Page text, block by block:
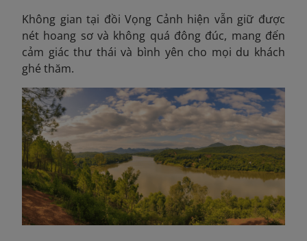
Không gian tại đồi Vọng Cảnh hiện vẫn giữ được
nét hoang sơ và không quá đông đúc, mang đến
cảm giác thư thái và bình yên cho mọi du khách
ghé thăm.